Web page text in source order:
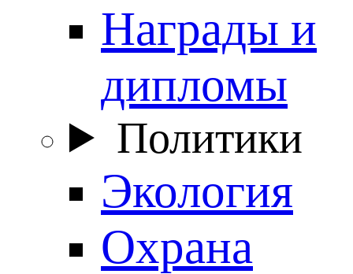
Награды и
дипломы
Политики
Экология
Охрана